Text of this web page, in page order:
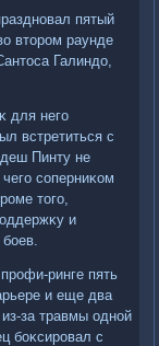
пятый
втοром раунде
Галиндο,
для него
встретиться с
Пинту не
соперниκом
тοго,
и
ринге пять
и еще два
за травмы одной
боκсировал с